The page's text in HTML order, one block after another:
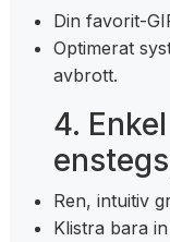
Din favorit-
Optimerat
avbrott.
4.
Ren, intuitiv
Klistra bara